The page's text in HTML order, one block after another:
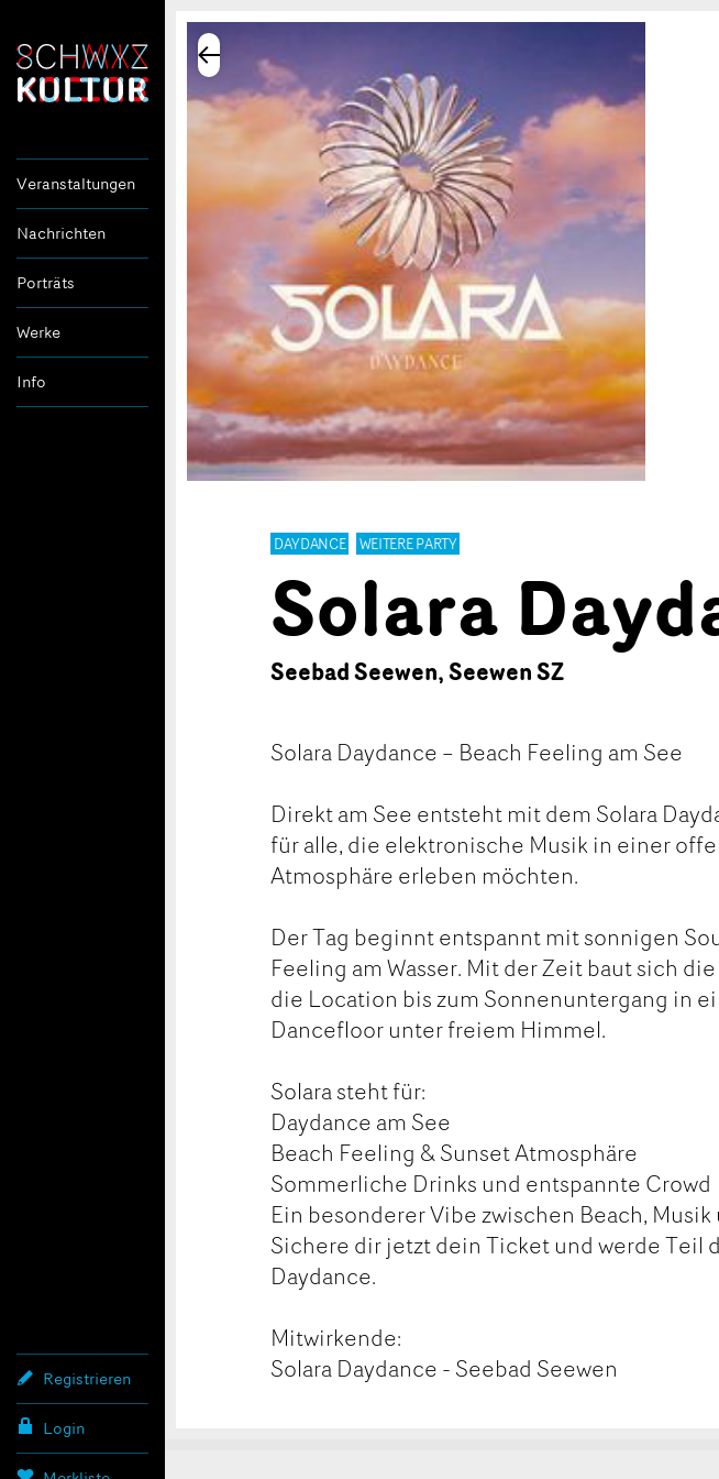
Veranstaltungen
Nachrichten
Porträts
Werke
Info
Registrieren
Login
DAYDANCE WEITERE PARTY
Solara
Seebad Seewen, Seewen SZ
Solara Daydance – Beach Feeling am See
Direkt am See entsteht mit dem Solara
für alle, die elektronische Musik in einer
Atmosphäre erleben möchten.
Der Tag beginnt entspannt mit sonnigen
Feeling am Wasser. Mit der Zeit baut sich
die Location bis zum Sonnenuntergang in
Dancefloor unter freiem Himmel.
Solara steht für:
Daydance am See
Beach Feeling & Sunset Atmosphäre
Sommerliche Drinks und entspannte Crowd
Ein besonderer Vibe zwischen Beach,
Sichere dir jetzt dein Ticket und werde Teil
Daydance.
Mitwirkende:
Solara Daydance - Seebad Seewen